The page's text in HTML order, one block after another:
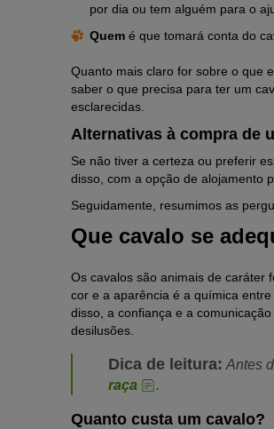
por dia ou tem alguém para o
Quem é que tomará conta do
Quanto mais claro for sobre o que
saber o que precisa para ter um
esclarecidas.
Alternativas à compra de
Se não tiver a certeza ou preferir
disso, com a opção de alojamento
Seguidamente, resumimos as
Que cavalo se
Os cavalos são animais de caráter
cor e a aparência é a química entre
disso, a confiança e a
desilusões.
Dica de leitura: Antes
raça
.
Quanto custa um cavalo?